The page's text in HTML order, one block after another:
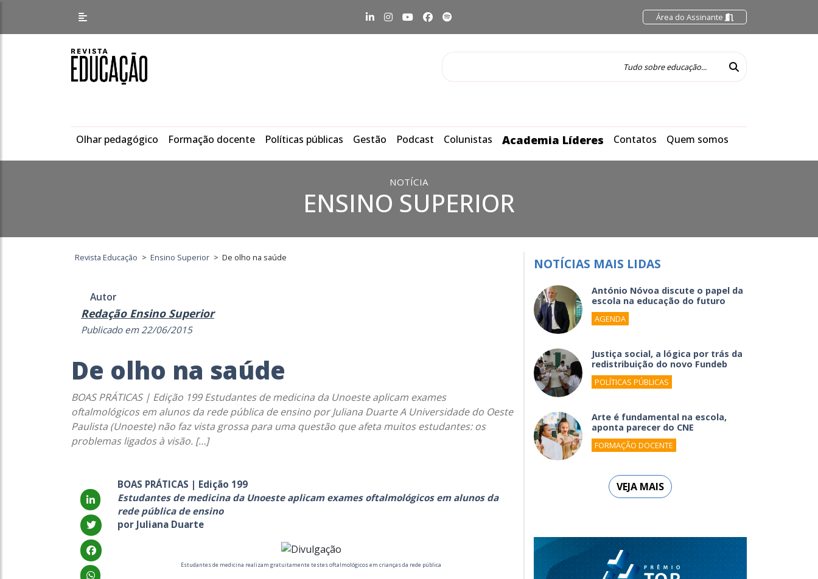
Área do Assinante
Olhar pedagógico Formação docente Políticas públicas Gestão Podcast Colunistas Academia Líderes Contatos Quem somos
NOTÍCIA
ENSINO SUPERIOR
Revista Educação > Ensino Superior > De olho na saúde
Autor
Redação Ensino Superior
Publicado em 22/06/2015
De olho na saúde
BOAS PRÁTICAS | Edição 199 Estudantes de medicina da Unoeste aplicam exames
oftalmológicos em alunos da rede pública de ensino por Juliana Duarte A Universidade do Oeste
Paulista (Unoeste) não faz vista grossa para uma questão que afeta muitos estudantes: os
problemas ligados à visão. […]
BOAS PRÁTICAS | Edição 199
Estudantes de medicina da Unoeste aplicam exames oftalmológicos em alunos da
rede pública de ensino
por Juliana Duarte
Estudantes de medicina realizam gratuitamente testes oftalmológicos em crianças da rede pública
NOTÍCIAS MAIS LIDAS
António Nóvoa discute o papel da
escola na educação do futuro
AGENDA
Justiça social, a lógica por trás da
redistribuição do novo Fundeb
POLÍTICAS PÚBLICAS
Arte é fundamental na escola,
aponta parecer do CNE
FORMAÇÃO DOCENTE
VEJA MAIS